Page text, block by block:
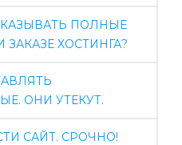
ПОЛНЫЕ
ХОСТИНГА?
ОНИ УТЕКУТ.
САЙТ. СРОЧНО!